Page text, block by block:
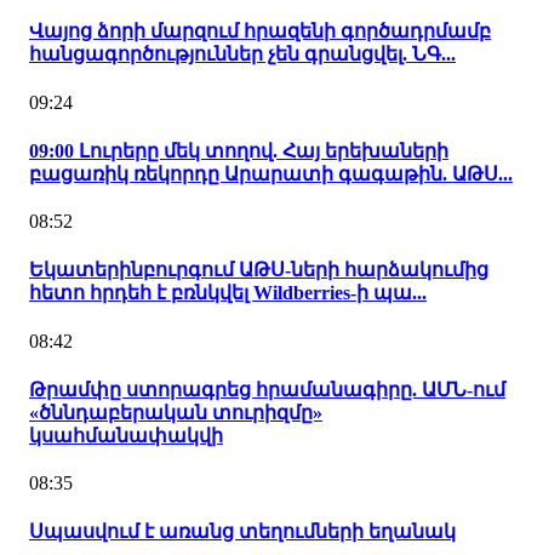
Վայոց ձորի մարզում հրազենի գործադրմամբ
հանցագործություններ չեն գրանցվել. ՆԳ...
09:24
09:00 Լուրերը մեկ տողով. Հայ երեխաների
բացառիկ ռեկորդը Արարատի գագաթին. ԱԹՍ...
08:52
Եկատերինբուրգում ԱԹՍ-ների հարձակումից
հետո հրդեհ է բռնկվել Wildberries-ի պա...
08:42
Թրամփը ստորագրեց հրամանագիրը. ԱՄՆ-ում
«ծննդաբերական տուրիզմը»
կսահմանափակվի
08:35
Սպասվում է առանց տեղումների եղանակ